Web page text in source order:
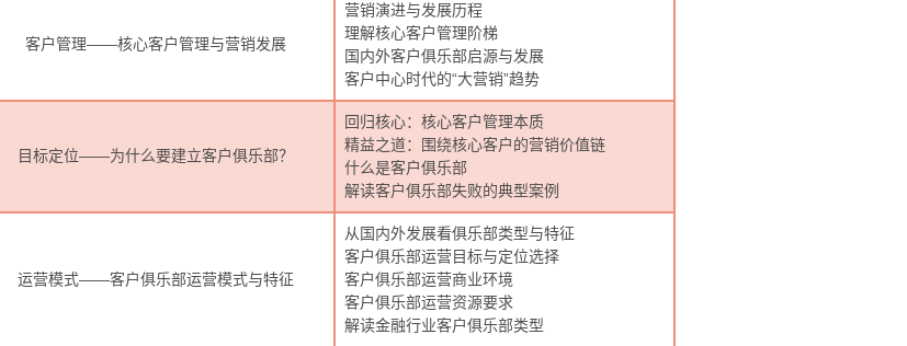
客户管理——核心客户管理与营销发展
营销演进与发展历程
理解核心客户管理阶梯
国内外客户俱乐部启源与发展
客户中心时代的“大营销”趋势
目标定位——为什么要建立客户俱乐部？
回归核心：核心客户管理本质
精益之道：围绕核心客户的营销价值链
什么是客户俱乐部
解读客户俱乐部失败的典型案例
运营模式——客户俱乐部运营模式与特征
从国内外发展看俱乐部类型与特征
客户俱乐部运营目标与定位选择
客户俱乐部运营商业环境
客户俱乐部运营资源要求
解读金融行业客户俱乐部类型